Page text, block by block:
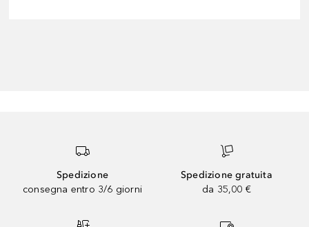
Spedizione
consegna entro 3/6 giorni
Spedizione gratuita
da 35,00 €